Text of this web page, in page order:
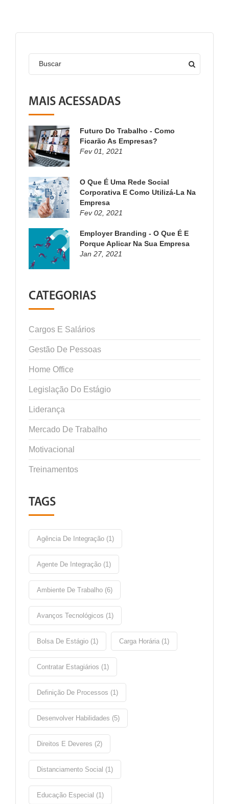
Buscar
MAIS ACESSADAS
Futuro Do Trabalho - Como
Ficarão As Empresas?
Fev 01, 2021
O Que É Uma Rede Social
Corporativa E Como Utilizá-La Na
Empresa
Fev 02, 2021
Employer Branding - O Que É E
Porque Aplicar Na Sua Empresa
Jan 27, 2021
CATEGORIAS
Cargos E Salários
Gestão De Pessoas
Home Office
Legislação Do Estágio
Liderança
Mercado De Trabalho
Motivacional
Treinamentos
TAGS
Agência De Integração (1)
Agente De Integração (1)
Ambiente De Trabalho (6)
Avanços Tecnológicos (1)
Bolsa De Estágio (1) Carga Horária (1)
Contratar Estagiários (1)
Definição De Processos (1)
Desenvolver Habilidades (5)
Direitos E Deveres (2)
Distanciamento Social (1)
Educação Especial (1)